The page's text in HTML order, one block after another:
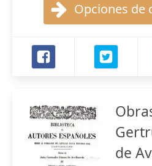
Opciones de
de